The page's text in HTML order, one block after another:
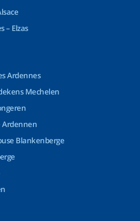
– Elzas
Ardennes
Mechelen
Ardennen
Blankenberge